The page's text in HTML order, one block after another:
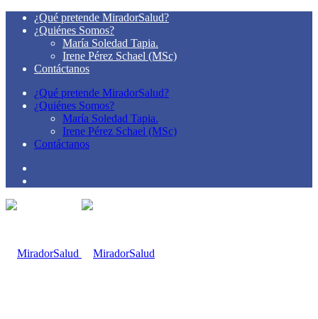
¿Qué pretende MiradorSalud?
¿Quiénes Somos?
María Soledad Tapia.
Irene Pérez Schael (MSc)
Contáctanos
¿Qué pretende MiradorSalud?
¿Quiénes Somos?
María Soledad Tapia.
Irene Pérez Schael (MSc)
Contáctanos